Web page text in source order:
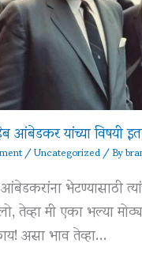
आंबेडकर यांच्या विषयी
/Uncategorized/ By
भेटण्यासाठी
तेव्हा मी एका भल्या
असा भाव तेव्हा…